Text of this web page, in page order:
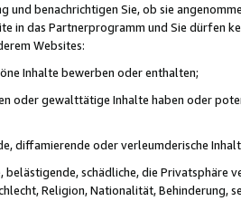
und benachrichtigen Sie, ob sie
in das Partnerprogramm und Sie dürfen
Websites:
Inhalte bewerben oder enthalten;
oder gewalttätige Inhalte haben oder
diffamierende oder verleumderische
belästigende, schädliche, die Privatsphäre
Religion, Nationalität, Behinderung,